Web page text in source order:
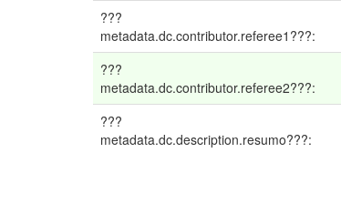
???
metadata.dc.contributor.referee1???:
???
metadata.dc.contributor.referee2???:
???
metadata.dc.description.resumo???: